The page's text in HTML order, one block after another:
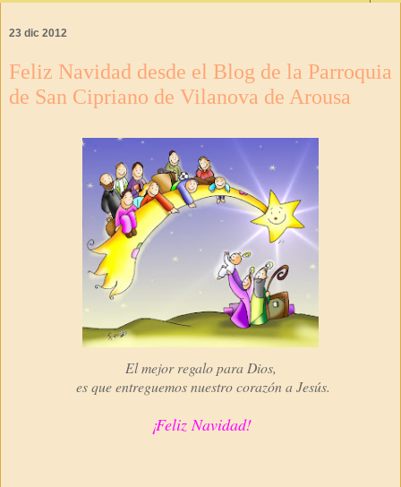
23 dic 2012
Feliz Navidad desde el Blog de la Parroquia
de San Cipriano de Vilanova de Arousa
El mejor regalo para Dios,
es que entreguemos nuestro corazón a Jesús.
¡Feliz Navidad!